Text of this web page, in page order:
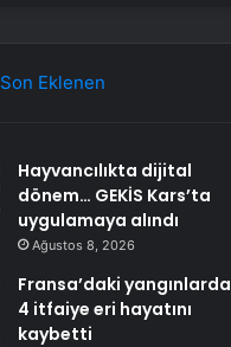
Son Eklenen
Hayvancılıkta dijital
dönem… GEKİS Kars’ta
uygulamaya alındı
Ağustos 8, 2026
Fransa’daki yangınlarda
4 itfaiye eri hayatını
kaybetti